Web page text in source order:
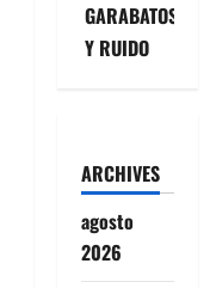
GARABATOS
Y RUIDO
ARCHIVES
agosto
2026